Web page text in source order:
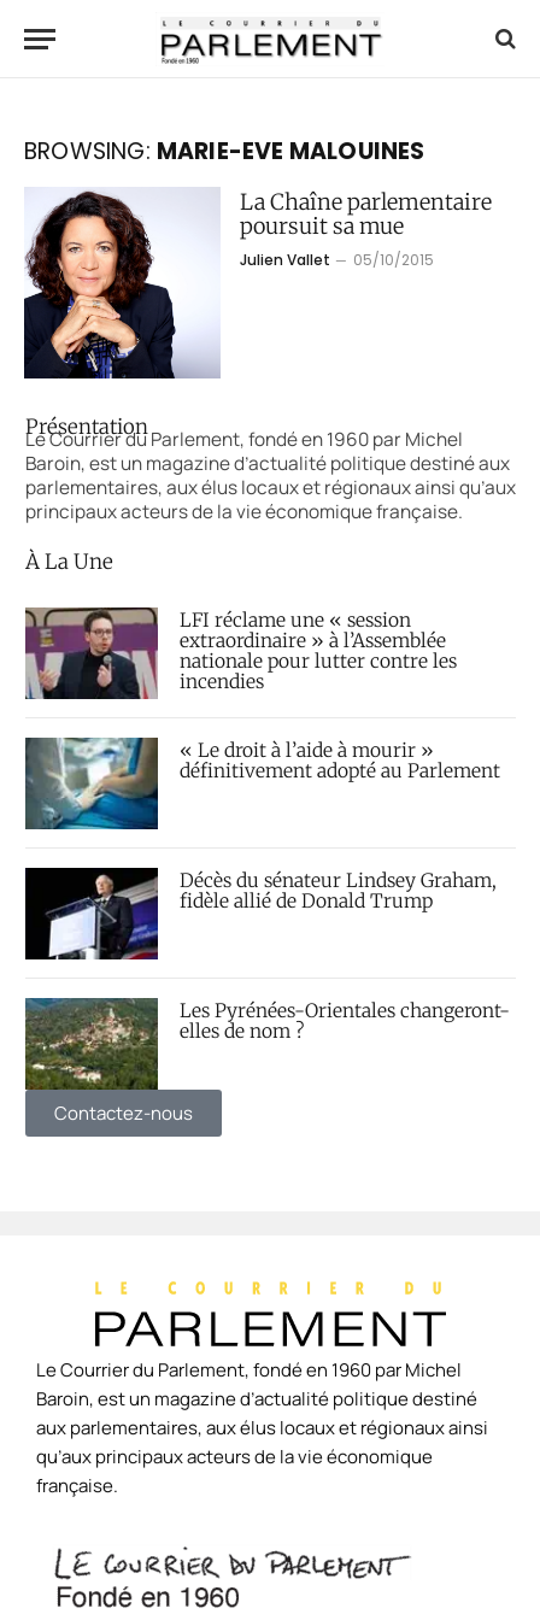
BROWSING: MARIE-EVE MALOUINES
La Chaîne parlementaire
poursuit sa mue
Julien Vallet 05/10/2015
Présentation
Le Courrier du Parlement, fondé en 1960 par Michel
Baroin, est un magazine d’actualité politique destiné aux
parlementaires, aux élus locaux et régionaux ainsi qu’aux
principaux acteurs de la vie économique française.
À La Une
LFI réclame une « session
extraordinaire » à l’Assemblée
nationale pour lutter contre les
incendies
« Le droit à l’aide à mourir »
définitivement adopté au Parlement
Décès du sénateur Lindsey Graham,
fidèle allié de Donald Trump
Les Pyrénées-Orientales changeront-
elles de nom ?
Contactez-nous
Le Courrier du Parlement, fondé en 1960 par Michel
Baroin, est un magazine d’actualité politique destiné
aux parlementaires, aux élus locaux et régionaux ainsi
qu’aux principaux acteurs de la vie économique
française.